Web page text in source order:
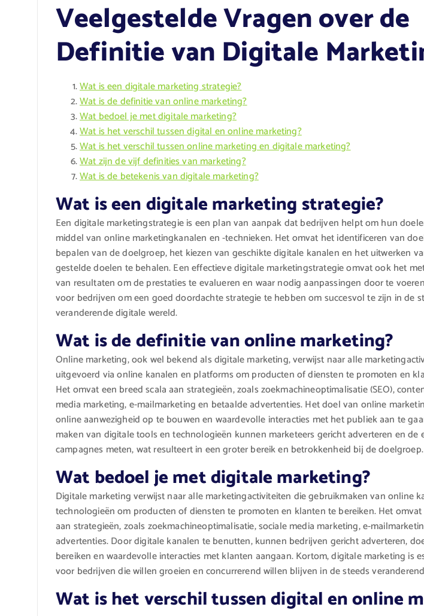
Veelgestelde Vragen over de
Definitie van Digitale
Wat is een digitale marketing strategie?
Wat is de definitie van online marketing?
Wat bedoel je met digitale marketing?
Wat is het verschil tussen digital en online marketing?
Wat is het verschil tussen online marketing en digitale marketing?
Wat zijn de vijf definities van marketing?
Wat is de betekenis van digitale marketing?
Wat is een digitale marketing strategie?
Een digitale marketingstrategie is een plan van aanpak dat bedrijven helpt om hun
middel van online marketingkanalen en -technieken. Het omvat het identificeren van
bepalen van de doelgroep, het kiezen van geschikte digitale kanalen en het uitwerken
gestelde doelen te behalen. Een effectieve digitale marketingstrategie omvat ook het
van resultaten om de prestaties te evalueren en waar nodig aanpassingen door te
voor bedrijven om een goed doordachte strategie te hebben om succesvol te zijn in de
veranderende digitale wereld.
Wat is de definitie van online marketing?
Online marketing, ook wel bekend als digitale marketing, verwijst naar alle
uitgevoerd via online kanalen en platforms om producten of diensten te promoten en
Het omvat een breed scala aan strategieën, zoals zoekmachineoptimalisatie (SEO),
media marketing, e-mailmarketing en betaalde advertenties. Het doel van online
online aanwezigheid op te bouwen en waardevolle interacties met het publiek aan te
maken van digitale tools en technologieën kunnen marketeers gericht adverteren en de
campagnes meten, wat resulteert in een groter bereik en betrokkenheid bij de doelgroep.
Wat bedoel je met digitale marketing?
Digitale marketing verwijst naar alle marketingactiviteiten die gebruikmaken van online
technologieën om producten of diensten te promoten en klanten te bereiken. Het omvat
aan strategieën, zoals zoekmachineoptimalisatie, sociale media marketing, e-
advertenties. Door digitale kanalen te benutten, kunnen bedrijven gericht adverteren,
bereiken en waardevolle interacties met klanten aangaan. Kortom, digitale marketing is
voor bedrijven die willen groeien en concurrerend willen blijven in de steeds
Wat is het verschil tussen digital en online